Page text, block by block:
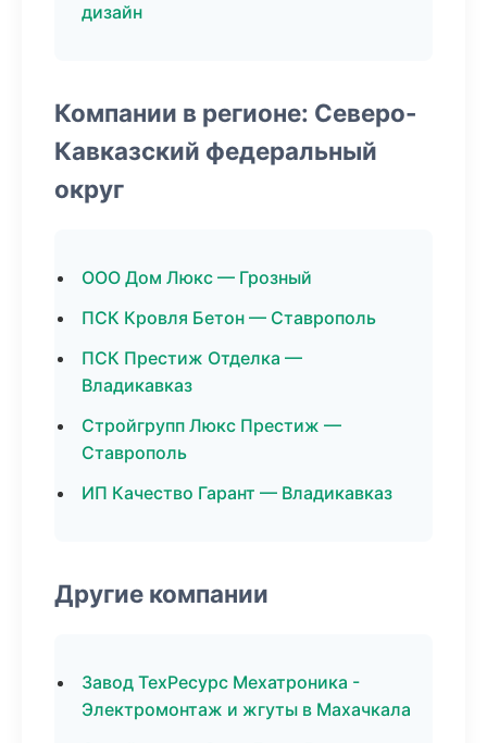
дизайн
Компании в регионе: Северо-
Кавказский федеральный
округ
ООО Дом Люкс — Грозный
ПСК Кровля Бетон — Ставрополь
ПСК Престиж Отделка —
Владикавказ
Стройгрупп Люкс Престиж —
Ставрополь
ИП Качество Гарант — Владикавказ
Другие компании
Завод ТехРесурс Мехатроника -
Электромонтаж и жгуты в Махачкала